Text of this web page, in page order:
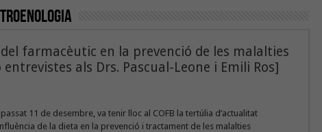
farmacèutic en la prevenció de les malalties
als Drs. Pascual-Leone i Emili Ros]
passat 11 de desembre, va tenir lloc al COFB la tertúlia d’actualitat
de la dieta en la prevenció i tractament de les malalties